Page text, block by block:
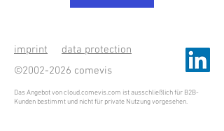
©2002-2026 comevis
imprint data protection
Das Angebot von cloud.comevis.com ist ausschließlich für B2B-
Kunden bestimmt und nicht für private Nutzung vorgesehen.